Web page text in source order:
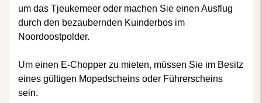
um das Tjeukemeer oder machen Sie einen Ausflug
durch den bezaubernden Kuinderbos im
Noordoostpolder.
Um einen E-Chopper zu mieten, müssen Sie im Besitz
eines gültigen Mopedscheins oder Führerscheins
sein.